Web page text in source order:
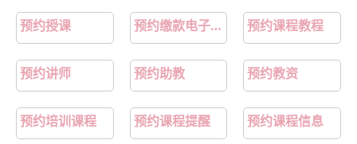
预约授课 预约缴款电子税务局 预约课程教程
预约讲师 预约助教 预约教资
预约培训课程 预约课程提醒 预约课程信息